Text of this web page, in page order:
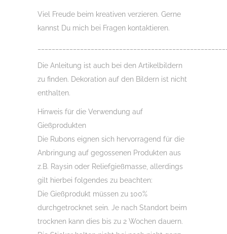
Viel Freude beim kreativen verzieren. Gerne
kannst Du mich bei Fragen kontaktieren.
Die Anleitung ist auch bei den Artikelbildern
zu finden. Dekoration auf den Bildern ist nicht
enthalten.
Hinweis für die Verwendung auf
Gießprodukten
Die Rubons eignen sich hervorragend für die
Anbringung auf gegossenen Produkten aus
z.B. Raysin oder Reliefgießmasse, allerdings
gilt hierbei folgendes zu beachten:
Die Gießprodukt müssen zu 100%
durchgetrocknet sein. Je nach Standort beim
trocknen kann dies bis zu 2 Wochen dauern.